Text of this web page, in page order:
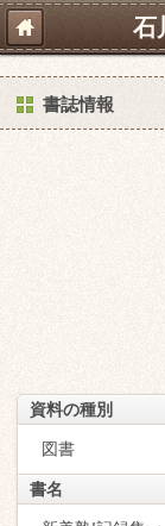
石
書誌情報
資料の種別
図書
書名